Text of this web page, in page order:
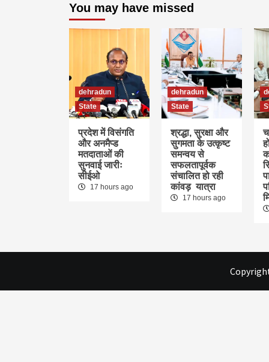
You may have missed
dehradun
State
प्रदेश में विसंगति
और अनमैप्ड
मतदाताओं की
सुनवाई जारीः
सीईओ
17 hours ago
dehradun
State
श्रद्धा, सुरक्षा और
सुगमता के उत्कृष्ट
समन्वय से
सफलतापूर्वक
संचालित हो रही
कांवड़ यात्रा
17 hours ago